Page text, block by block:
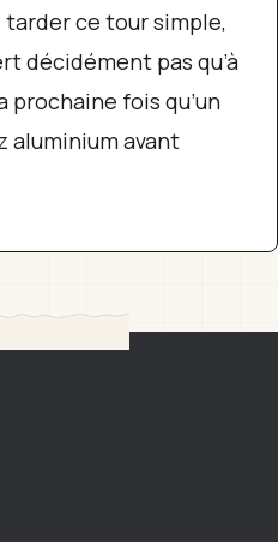
tarder ce tour simple,
décidément pas qu’à
prochaine fois qu’un
aluminium avant